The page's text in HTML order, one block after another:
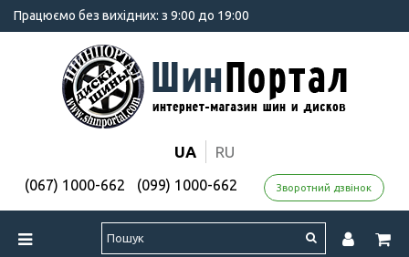
Працюємо без вихідних: з 9:00 до 19:00
UA RU
(067) 1000-662 (099) 1000-662 Зворотний дзвінок